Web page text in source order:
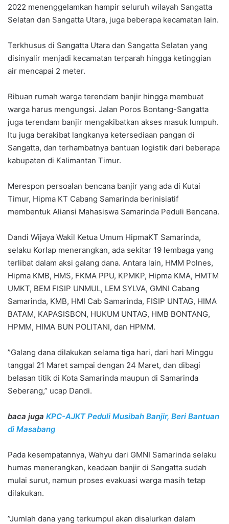
2022 menenggelamkan hampir seluruh wilayah Sangatta
Selatan dan Sangatta Utara, juga beberapa kecamatan lain.
Terkhusus di Sangatta Utara dan Sangatta Selatan yang
disinyalir menjadi kecamatan terparah hingga ketinggian
air mencapai 2 meter.
Ribuan rumah warga terendam banjir hingga membuat
warga harus mengungsi. Jalan Poros Bontang-Sangatta
juga terendam banjir mengakibatkan akses masuk lumpuh.
Itu juga berakibat langkanya ketersediaan pangan di
Sangatta, dan terhambatnya bantuan logistik dari beberapa
kabupaten di Kalimantan Timur.
Merespon persoalan bencana banjir yang ada di Kutai
Timur, Hipma KT Cabang Samarinda berinisiatif
membentuk Aliansi Mahasiswa Samarinda Peduli Bencana.
Dandi Wijaya Wakil Ketua Umum HipmaKT Samarinda,
selaku Korlap menerangkan, ada sekitar 19 lembaga yang
terlibat dalam aksi galang dana. Antara lain, HMM Polnes,
Hipma KMB, HMS, FKMA PPU, KPMKP, Hipma KMA, HMTM
UMKT, BEM FISIP UNMUL, LEM SYLVA, GMNI Cabang
Samarinda, KMB, HMI Cab Samarinda, FISIP UNTAG, HIMA
BATAM, KAPASISBON, HUKUM UNTAG, HMB BONTANG,
HPMM, HIMA BUN POLITANI, dan HPMM.
”Galang dana dilakukan selama tiga hari, dari hari Minggu
tanggal 21 Maret sampai dengan 24 Maret, dan dibagi
belasan titik di Kota Samarinda maupun di Samarinda
Seberang,” ucap Dandi.
baca juga KPC-AJKT Peduli Musibah Banjir, Beri Bantuan
di Masabang
Pada kesempatannya, Wahyu dari GMNI Samarinda selaku
humas menerangkan, keadaan banjir di Sangatta sudah
mulai surut, namun proses evakuasi warga masih tetap
dilakukan.
”Jumlah dana yang terkumpul akan disalurkan dalam